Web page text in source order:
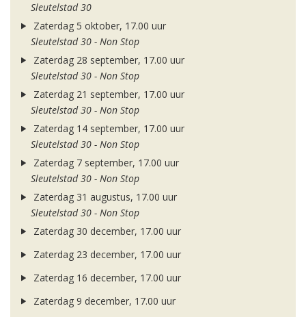
Sleutelstad 30
Zaterdag 5 oktober, 17.00 uur
Sleutelstad 30 - Non Stop
Zaterdag 28 september, 17.00 uur
Sleutelstad 30 - Non Stop
Zaterdag 21 september, 17.00 uur
Sleutelstad 30 - Non Stop
Zaterdag 14 september, 17.00 uur
Sleutelstad 30 - Non Stop
Zaterdag 7 september, 17.00 uur
Sleutelstad 30 - Non Stop
Zaterdag 31 augustus, 17.00 uur
Sleutelstad 30 - Non Stop
Zaterdag 30 december, 17.00 uur
Zaterdag 23 december, 17.00 uur
Zaterdag 16 december, 17.00 uur
Zaterdag 9 december, 17.00 uur